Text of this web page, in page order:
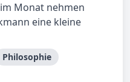
Monat nehmen
eine kleine
Philosophie